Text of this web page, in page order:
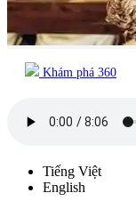
Khám phá 360
Tiếng Việt
English